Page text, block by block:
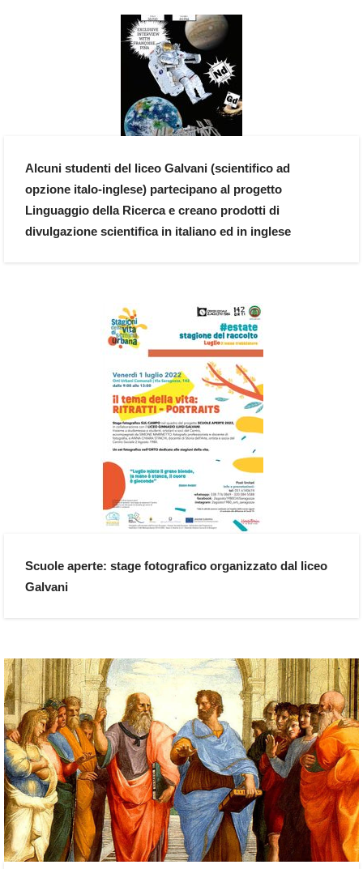
Alcuni studenti del liceo Galvani (scientifico ad
opzione italo-inglese) partecipano al progetto
Linguaggio della Ricerca e creano prodotti di
divulgazione scientifica in italiano ed in inglese
Scuole aperte: stage fotografico organizzato dal liceo
Galvani